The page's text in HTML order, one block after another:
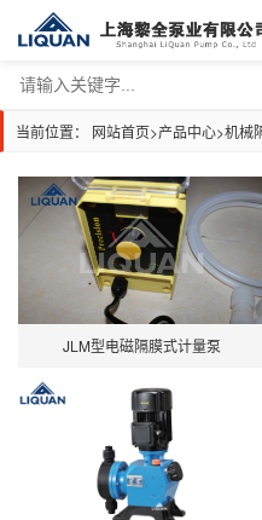
当前位置： 网站首页>产品中心>机械
JLM型电磁隔膜式计量泵